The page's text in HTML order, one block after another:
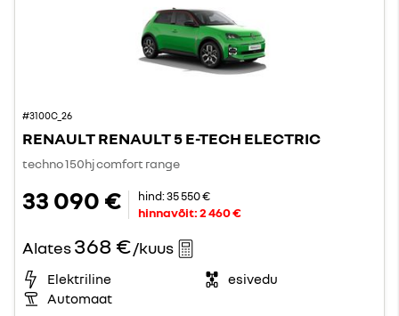
#3100C_26
RENAULT RENAULT 5 E-TECH ELECTRIC
techno 150hj comfort range
33 090 € hind:35 550 €
hinnavõit:2 460 €
Alates368 €/kuus
Elektriline
esivedu
Automaat